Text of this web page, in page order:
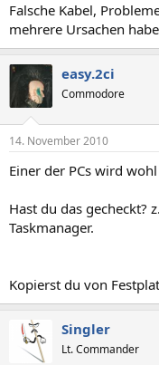
Falsche Kabel,
mehrere Ursachen
easy.2ci
Commodore
14. November 2010
Einer der PCs wird
Hast du das gecheckt?
Taskmanager.
Kopierst du von
Singler
Lt. Commander